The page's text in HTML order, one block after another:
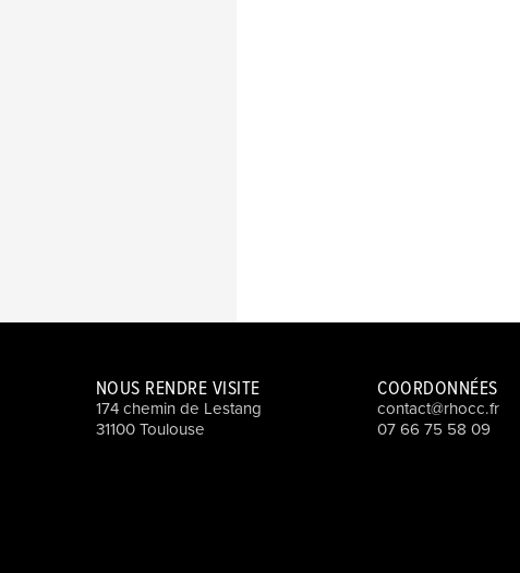
NOUS RENDRE VISITE
174 chemin de Lestang
31100 Toulouse
COORDONNÉES
contact@rhocc.fr
07 66 75 58 09